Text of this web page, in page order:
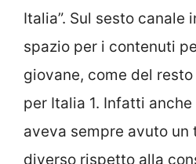
Italia”. Sul sesto canale
spazio per i contenuti
giovane, come del
per Italia 1. Infatti anche
aveva sempre avuto un
diverso rispetto alla